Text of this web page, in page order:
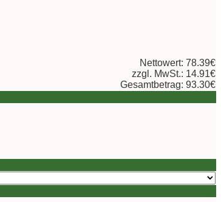
Nettowert: 78.39€
zzgl. MwSt.: 14.91€
Gesamtbetrag: 93.30€